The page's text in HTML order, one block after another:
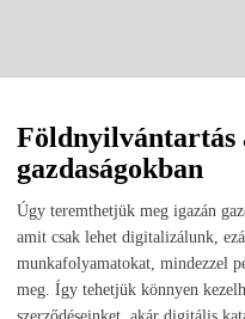
Földnyilvántartás
gazdaságokban
Úgy teremthetjük meg igazán
amit csak lehet digitalizálunk,
munkafolyamatokat, mindezzel
meg. Így tehetjük könnyen
szerződéseinket, akár digitális